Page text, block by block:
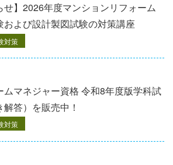
せ】2026年度マンションリフォーム
および設計製図試験の対策講座
対策
ムマネジャー資格 令和8年度版学科試
答）を販売中！
対策